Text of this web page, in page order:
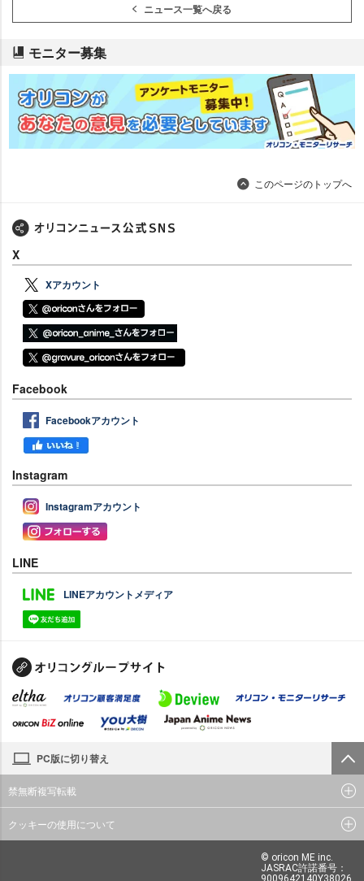
ニュース一覧へ戻る
モニター募集
このページのトップへ
X
Xアカウント
Facebook
Facebookアカウント
Instagram
Instagramアカウント
LINE
LINEアカウントメディア
PC版に切り替え
禁無断複写転載
クッキーの使用について
© oricon ME inc.
JASRAC許諾番号：
9009642140Y38026